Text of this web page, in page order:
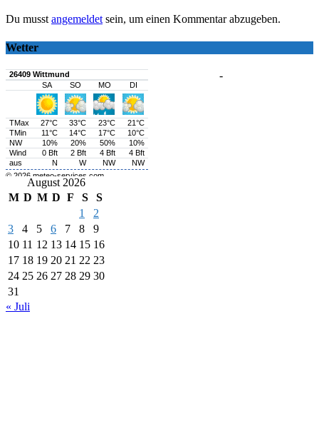
Du musst angemeldet sein, um einen Kommentar abzugeben.
Wetter
-
August 2026
M D M D F S
S
1
2
3
4 5 6 7 8
9
10 11 12 13 14 15 16
17 18 19 20 21 22 23
24 25 26 27 28 29 30
31
« Juli